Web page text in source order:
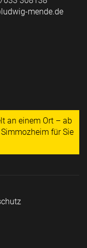
mende.de
an einem Ort – ab
für Sie